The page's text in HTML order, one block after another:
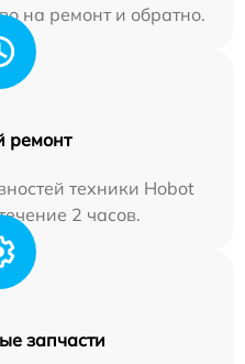
на ремонт и обратно.
ремонт
техники Hobot
2 часов.
запчасти